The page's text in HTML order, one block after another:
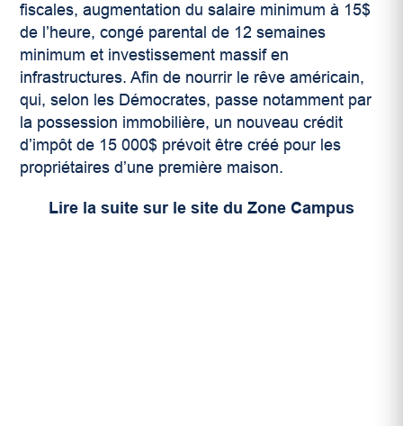
fiscales, augmentation du salaire minimum à 15$
de l’heure, congé parental de 12 semaines
minimum et investissement massif en
infrastructures. Afin de nourrir le rêve américain,
qui, selon les Démocrates, passe notamment par
la possession immobilière, un nouveau crédit
d’impôt de 15 000$ prévoit être créé pour les
propriétaires d’une première maison.
Lire la suite sur le site du Zone Campus